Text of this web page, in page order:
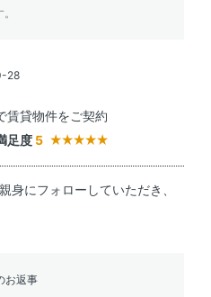
28
賃貸物件をご契約
足度 5
身にフォローしていただき、
お返事